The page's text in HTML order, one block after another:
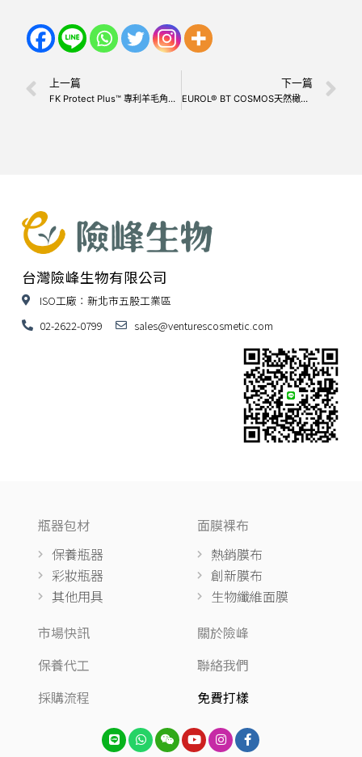
上一篇
FK Protect Plus™ 專利羊毛角蛋白
下一篇
EUROL® BT COSMOS天然橄欖葉萃取
台灣險峰生物有限公司
ISO工廠：新北市五股工業區
02-2622-0799
sales@venturescosmetic.com
瓶器包材
保養瓶器
彩妝瓶器
其他用具
面膜裸布
熱銷膜布
創新膜布
生物纖維面膜
市場快訊
保養代工
採購流程
關於險峰
聯絡我們
免費打樣